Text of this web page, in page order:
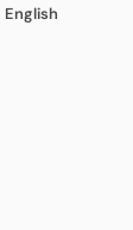
English